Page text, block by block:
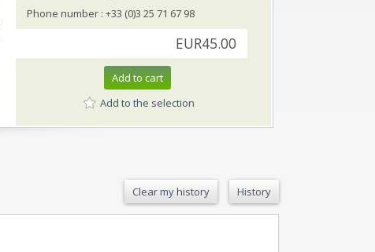
Phone number : +33 (0)3 25 71 67 98
EUR45.00
Add to cart
Add to the selection
Clear my history History